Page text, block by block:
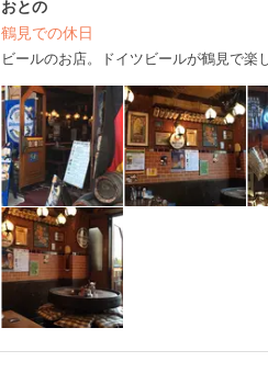
おとの
鶴見での休日
ビールのお店。ドイツビールが鶴見で楽